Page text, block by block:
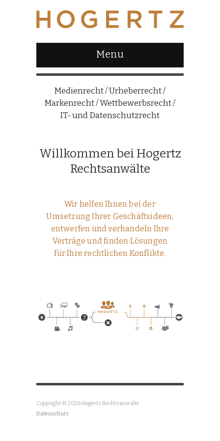
Menu
Medienrecht / Urheberrecht /
Markenrecht / Wettbewerbsrecht /
IT- und Datenschutzrecht
Willkommen bei Hogertz
Rechtsanwälte
Wir helfen Ihnen bei der
Umsetzung Ihrer Geschäftsideen,
entwerfen und verhandeln Ihre
Verträge und finden Lösungen
für Ihre rechtlichen Konflikte.
Copyright © 2026 Hogertz Rechtsanwälte
Datenschutz